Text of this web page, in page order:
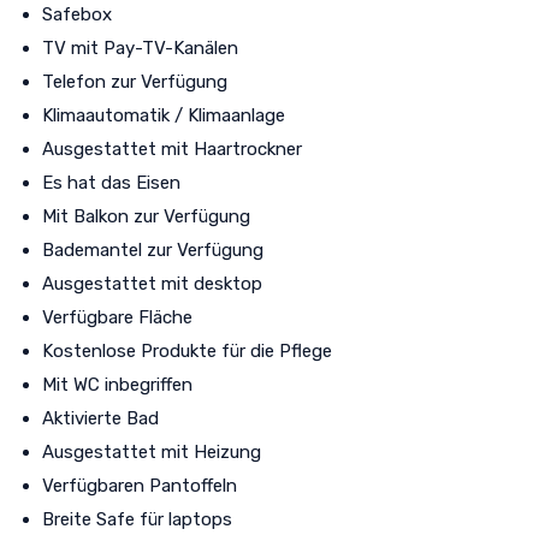
Safebox
TV mit Pay-TV-Kanälen
Telefon zur Verfügung
Klimaautomatik / Klimaanlage
Ausgestattet mit Haartrockner
Es hat das Eisen
Mit Balkon zur Verfügung
Bademantel zur Verfügung
Ausgestattet mit desktop
Verfügbare Fläche
Kostenlose Produkte für die Pflege
Mit WC inbegriffen
Aktivierte Bad
Ausgestattet mit Heizung
Verfügbaren Pantoffeln
Breite Safe für laptops